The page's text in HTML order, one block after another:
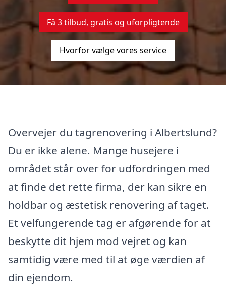
Få 3 tilbud, gratis og uforpligtende
Hvorfor vælge vores service
Overvejer du tagrenovering i Albertslund?
Du er ikke alene. Mange husejere i
området står over for udfordringen med
at finde det rette firma, der kan sikre en
holdbar og æstetisk renovering af taget.
Et velfungerende tag er afgørende for at
beskytte dit hjem mod vejret og kan
samtidig være med til at øge værdien af
din ejendom.